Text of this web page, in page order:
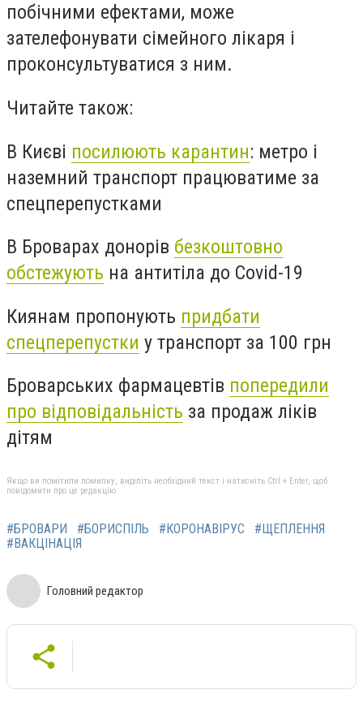
побічними ефектами, може
зателефонувати сімейного лікаря і
проконсультуватися з ним.
Читайте також:
В Києві посилюють карантин: метро і
наземний транспорт працюватиме за
спецперепустками
В Броварах донорів безкоштовно
обстежують на антитіла до Covid-19
Киянам пропонують придбати
спецперепустки у транспорт за 100 грн
Броварських фармацевтів попередили
про відповідальність за продаж ліків
дітям
Якщо ви помітили помилку, виділіть необхідний текст і натисніть Ctrl + Enter, щоб
повідомити про це редакцію
#БРОВАРИ #БОРИСПІЛЬ #КОРОНАВІРУС
#ЩЕПЛЕННЯ
#ВАКЦІНАЦІЯ
Головний редактор